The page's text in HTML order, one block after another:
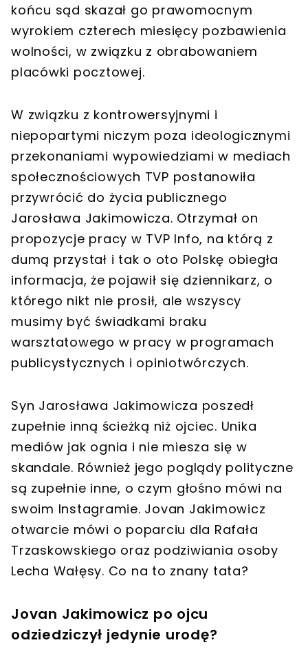
końcu sąd skazał go prawomocnym
wyrokiem czterech miesięcy pozbawienia
wolności, w związku z obrabowaniem
placówki pocztowej.
W związku z kontrowersyjnymi i
niepopartymi niczym poza ideologicznymi
przekonaniami wypowiedziami w mediach
społecznościowych TVP postanowiła
przywrócić do życia publicznego
Jarosława Jakimowicza. Otrzymał on
propozycje pracy w TVP Info, na którą z
dumą przystał i tak o oto Polskę obiegła
informacja, że pojawił się dziennikarz, o
którego nikt nie prosił, ale wszyscy
musimy być świadkami braku
warsztatowego w pracy w programach
publicystycznych i opiniotwórczych.
Syn Jarosława Jakimowicza poszedł
zupełnie inną ścieżką niż ojciec. Unika
mediów jak ognia i nie miesza się w
skandale. Również jego poglądy polityczne
są zupełnie inne, o czym głośno mówi na
swoim Instagramie. Jovan Jakimowicz
otwarcie mówi o poparciu dla Rafała
Trzaskowskiego oraz podziwiania osoby
Lecha Wałęsy. Co na to znany tata?
Jovan Jakimowicz po ojcu
odziedziczył jedynie urodę?